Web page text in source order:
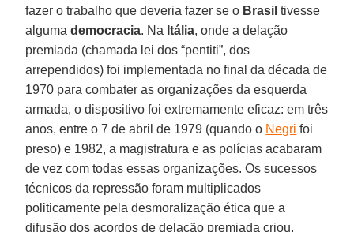
fazer o trabalho que deveria fazer se o Brasil tivesse
algumademocracia. Na Itália, onde a delação
premiada (chamada lei dos “pentiti”, dos
arrependidos) foi implementada no final da década de
1970 para combater as organizações da esquerda
armada, o dispositivo foi extremamente eficaz: em três
anos, entre o 7 de abril de 1979 (quando o Negri foi
preso) e 1982, a magistratura e as polícias acabaram
de vez com todas essas organizações. Os sucessos
técnicos da repressão foram multiplicados
politicamente pela desmoralização ética que a
difusão dos acordos de delação premiada criou.